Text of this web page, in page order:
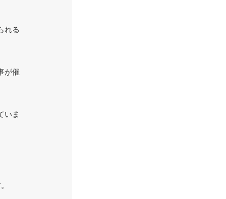
れる
が催
いま